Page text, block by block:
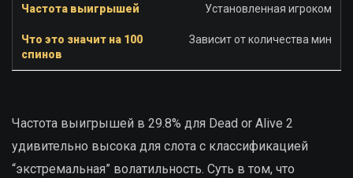
Установленная игроком
Зависит от количества мин
Частота выигрышей в 29.8% для Dead or Alive 2
удивительно высока для слота с классификацией
“экстремальная” волатильность. Суть в том, что